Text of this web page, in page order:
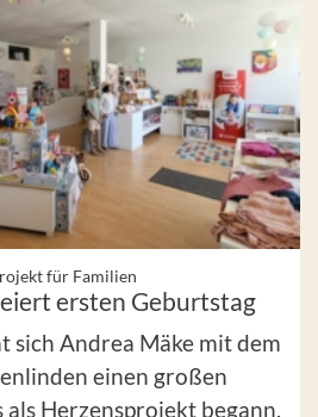
für Familien
ersten Geburtstag
sich Andrea Mäke mit dem
einen großen
Herzensprojekt begann,